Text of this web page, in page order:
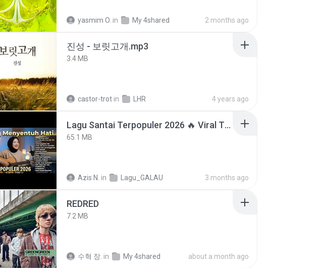
yasmim O. in My 4shared 2 months ago
진성 - 보릿고개.mp3
3.4 MB
castor-trot in LHR 4 years ago
Lagu Santai Terpopuler 2026 🔥 Viral TikTok — Lagu Pop Indonesia Terbaru & Paling Hits 2026
65.1 MB
Azis N. in Lagu_GALAU 3 months ago
REDRED
7.2 MB
수혁 장. in My 4shared about a month ago